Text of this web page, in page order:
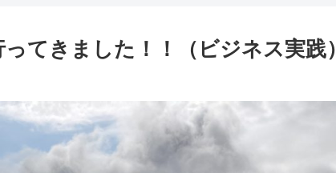
てきました！！（ビジネス実践）